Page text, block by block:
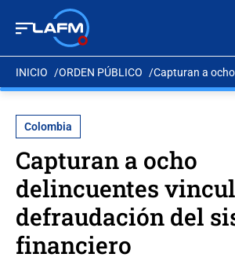
INICIO ORDEN PÚBLICO Capturan a
Colombia
Capturan a ocho
delincuentes
defraudación del
financiero